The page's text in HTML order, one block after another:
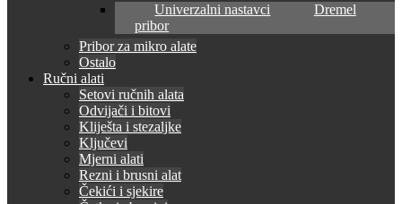
Univerzalni nastavci
Dremel
pribor
Pribor za mikro alate
Ostalo
Ručni alati
Setovi ručnih alata
Odvijači i bitovi
Kliješta i stezaljke
Ključevi
Mjerni alati
Rezni i brusni alat
Čekići i sjekire